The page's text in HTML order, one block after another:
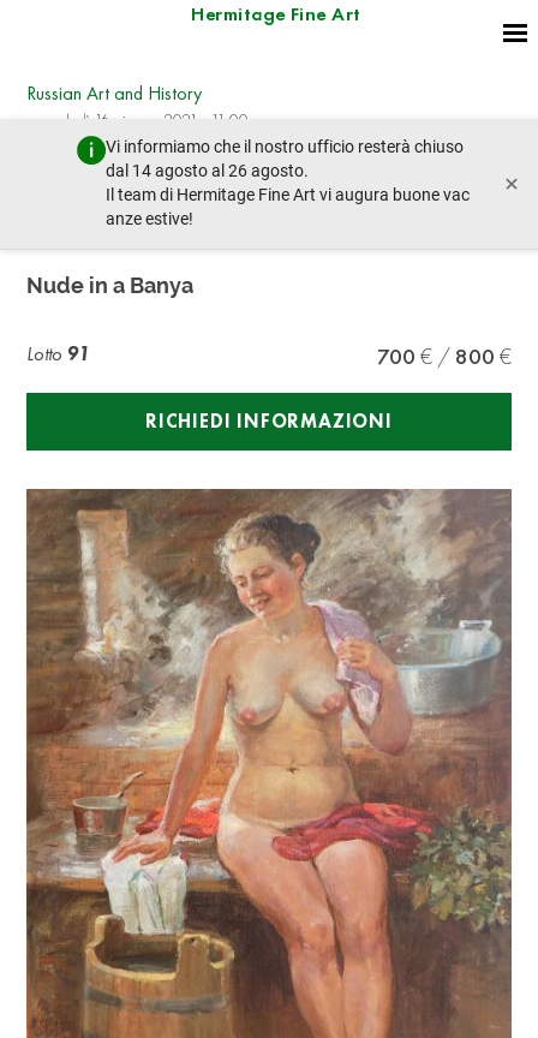
Hermitage Fine Art
Vi informiamo che il nostro ufficio resterà chiuso
dal 14 agosto al 26 agosto.
Il team di Hermitage Fine Art vi augura buone vac
anze estive!
×
Russian Art and History
mercoledì 16 giugno 2021 - 11:00
lotto precedente lotto prossimo
Vitaliy Alekseevich Baranenko (1965)
Nude in a Banya
Lotto 91 700 800
RICHIEDI INFORMAZIONI